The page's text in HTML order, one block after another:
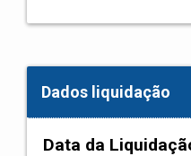
Dados liquidação
Data da